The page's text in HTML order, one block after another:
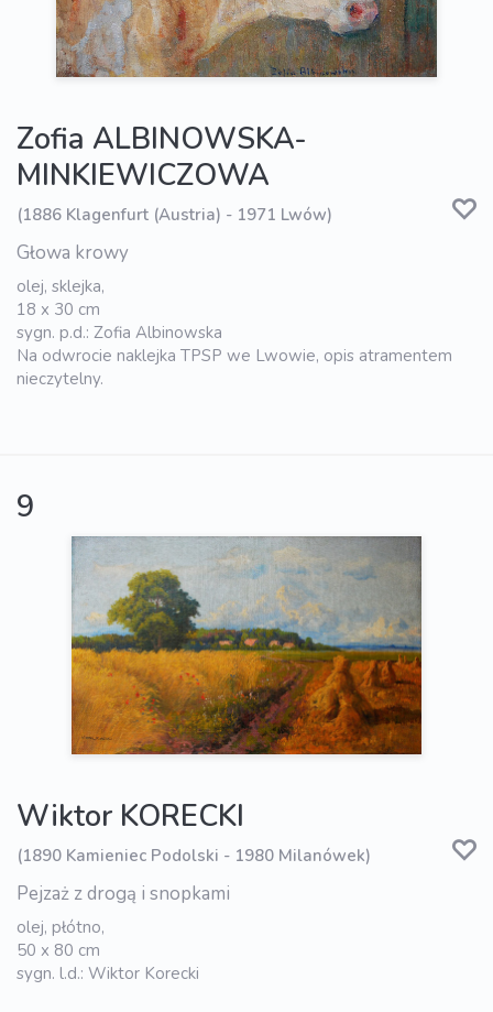
Zofia ALBINOWSKA-
MINKIEWICZOWA
(1886 Klagenfurt (Austria) - 1971 Lwów)
Głowa krowy
olej, sklejka,
18 x 30 cm
sygn. p.d.: Zofia Albinowska
Na odwrocie naklejka TPSP we Lwowie, opis atramentem
nieczytelny.
9
Wiktor KORECKI
(1890 Kamieniec Podolski - 1980 Milanówek)
Pejzaż z drogą i snopkami
olej, płótno,
50 x 80 cm
sygn. l.d.: Wiktor Korecki